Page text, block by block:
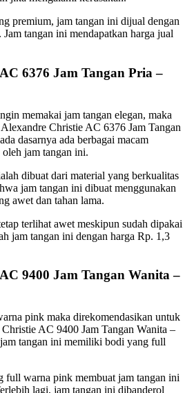
premium, jam tangan ini dijual dengan
tangan ini mendapatkan harga jual
6376 Jam Tangan Pria –
memakai jam tangan elegan, maka
Christie AC 6376 Jam Tangan
dasarnya ada berbagai macam
jam tangan ini.
dibuat dari material yang berkualitas
jam tangan ini dibuat menggunakan
awet dan tahan lama.
terlihat awet meskipun sudah dipakai
jam tangan ini dengan harga Rp. 1,3
9400 Jam Tangan Wanita –
pink maka direkomendasikan untuk
AC 9400 Jam Tangan Wanita –
tangan ini memiliki bodi yang full
full warna pink membuat jam tangan ini
lagi, jam tangan ini dibanderol